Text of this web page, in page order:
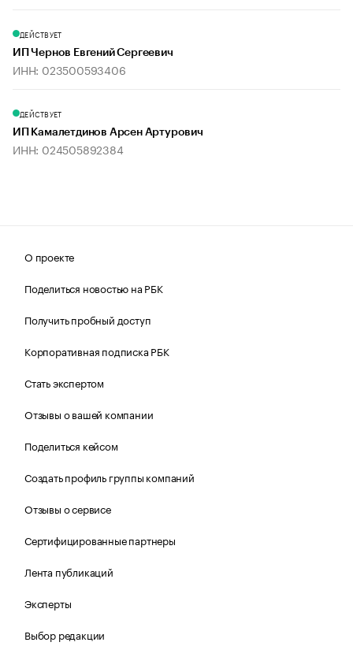
ДЕЙСТВУЕТ
ИП Чернов Евгений Сергеевич
ИНН: 023500593406
ДЕЙСТВУЕТ
ИП Камалетдинов Арсен Артурович
ИНН: 024505892384
О проекте
Поделиться новостью на РБК
Получить пробный доступ
Корпоративная подписка РБК
Стать экспертом
Отзывы о вашей компании
Поделиться кейсом
Создать профиль группы компаний
Отзывы о сервисе
Сертифицированные партнеры
Лента публикаций
Эксперты
Выбор редакции